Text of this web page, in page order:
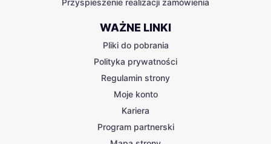
Przyspieszenie realizacji zamówienia
WAŻNE LINKI
Pliki do pobrania
Polityka prywatności
Regulamin strony
Moje konto
Kariera
Program partnerski